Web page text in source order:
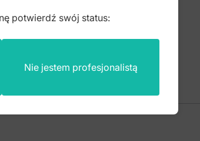
potwierdź swój status:
Nie jestem profesjonalistą